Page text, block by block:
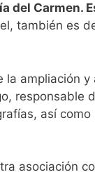
del Carmen.
también es
la ampliación
así
asociación